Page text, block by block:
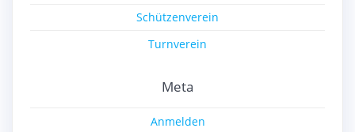
Schützenverein
Turnverein
Meta
Anmelden